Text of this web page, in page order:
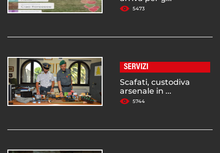
5473
SERVIZI
Scafati, custodiva
arsenale in ...
5744